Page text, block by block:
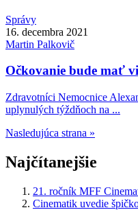
Správy
16. decembra 2021
Martin Palkovič
Očkovanie bude mať
Zdravotníci Nemocnice
uplynulých týždňoch na ...
Nasledujúca strana »
Najčítanejšie
21. ročník MFF
Cinematik uvedie